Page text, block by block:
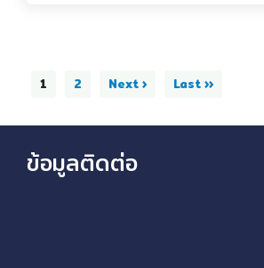
1 2 Next › Last ››
ข้อมูลติดต่อ